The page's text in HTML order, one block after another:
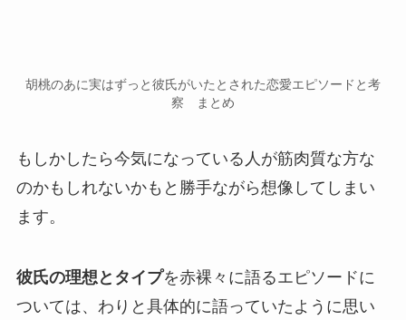
胡桃のあに実はずっと彼氏がいたとされた恋愛エピソードと考
察 まとめ
もしかしたら今気になっている人が筋肉質な方な
のかもしれないかもと勝手ながら想像してしまい
ます。
彼氏の理想とタイプを赤裸々に語るエピソードに
ついては、わりと 具体的に語っていたように思い